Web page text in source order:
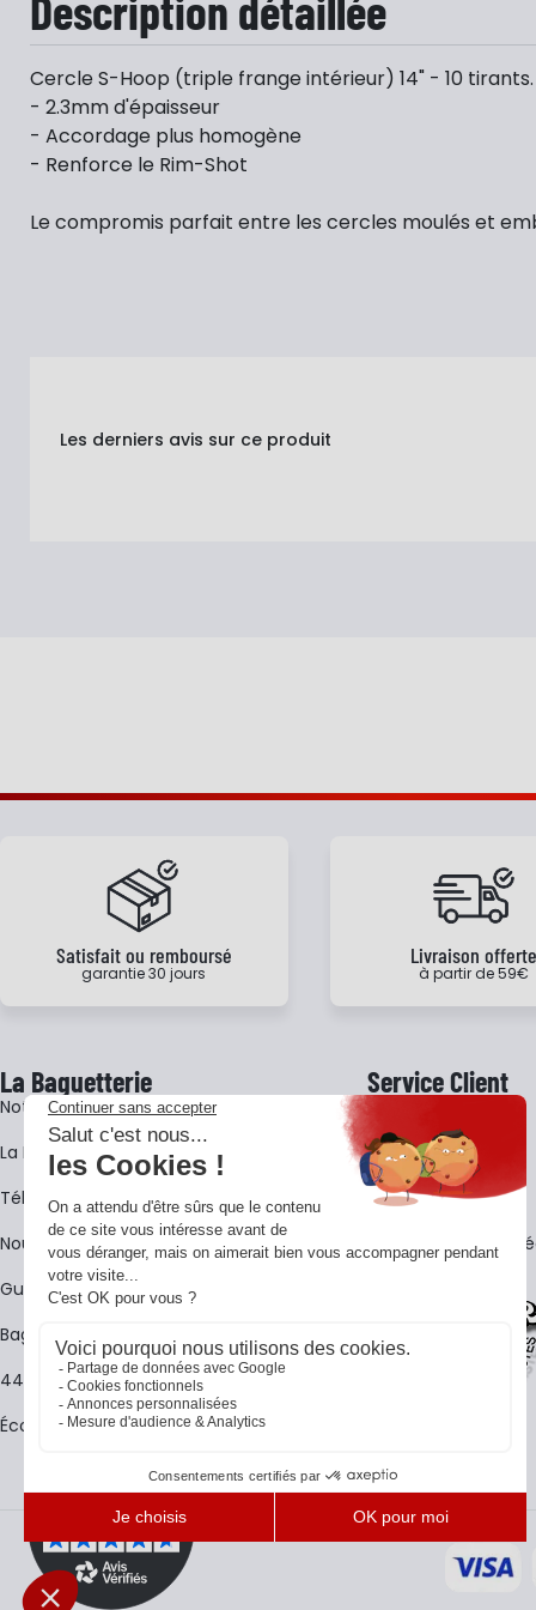
Cercle S-Hoop (triple frange intérieur) 14" - 10 tirants.
- 2.3mm d'épaisseur
- Accordage plus homogène
- Renforce le Rim-Shot
Le compromis parfait entre les cercles moulés et
Les derniers avis sur ce produit
Satisfait ou remboursé
garantie 30 jours
Livraison
à partir de 59€
La Baguetterie
Notre histoire
La BagShow
​Télécharger le catalogue
Nous contacter
Guides La Baguetterie
Baguetterie Shop Online
44 ans de rencontres
Écoles
Service Client
Garantie 3 ans
CGV
FAQ - Questions